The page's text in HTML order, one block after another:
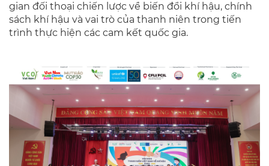
gian đối thoại chiến lược về biến đổi khí hậu, chính
sách khí hậu và vai trò của thanh niên trong tiến
trình thực hiện các cam kết quốc gia.